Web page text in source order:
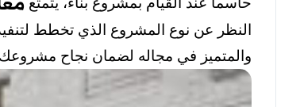
النظر عن نوع المشروع الذي تخطط
والمتميز في مجاله لضمان نجاح مشروعك